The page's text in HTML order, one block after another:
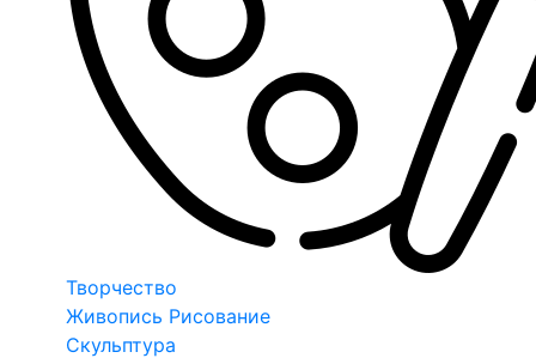
Творчество
Живопись Рисование
Скульптура